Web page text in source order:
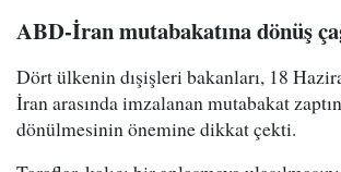
ABD-İran mutabakatına dönüş
Dört ülkenin dışişleri bakanları, 18
İran arasında imzalanan mutabakat
dönülmesinin önemine dikkat çekti.